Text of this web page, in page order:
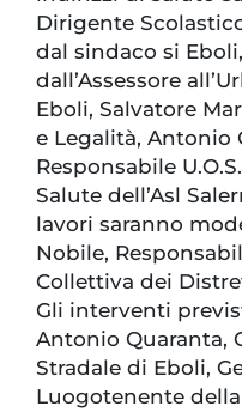
Dirigente
dal sindaco si
dall’Assessore
Eboli, Salvatore
e Legalità, Antonio
Responsabile
Salute dell’Asl
lavori saranno
Nobile,
Collettiva dei
Gli interventi
Antonio Quaranta,
Stradale di Eboli,
Luogotenente